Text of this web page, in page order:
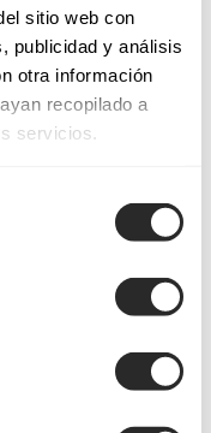
sitio web con
publicidad y análisis
otra información
recopilado a
servicios.